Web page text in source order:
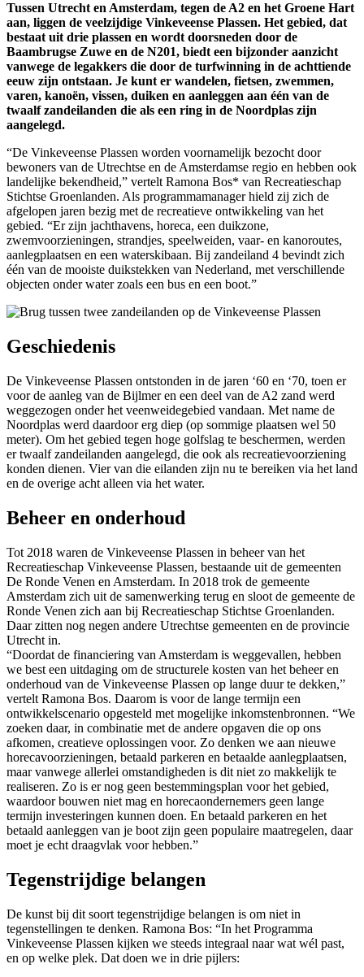
Tussen Utrecht en Amsterdam, tegen de A2 en het Groene Hart
aan, liggen de veelzijdige Vinkeveense Plassen. Het gebied, dat
bestaat uit drie plassen en wordt doorsneden door de
Baambrugse Zuwe en de N201, biedt een bijzonder aanzicht
vanwege de legakkers die door de turfwinning in de achttiende
eeuw zijn ontstaan. Je kunt er wandelen, fietsen, zwemmen,
varen, kanoën, vissen, duiken en aanleggen aan één van de
twaalf zandeilanden die als een ring in de Noordplas zijn
aangelegd.
“De Vinkeveense Plassen worden voornamelijk bezocht door
bewoners van de Utrechtse en de Amsterdamse regio en hebben ook
landelijke bekendheid,” vertelt Ramona Bos* van Recreatieschap
Stichtse Groenlanden. Als programmamanager hield zij zich de
afgelopen jaren bezig met de recreatieve ontwikkeling van het
gebied. “Er zijn jachthavens, horeca, een duikzone,
zwemvoorzieningen, strandjes, speelweiden, vaar- en kanoroutes,
aanlegplaatsen en een waterskibaan. Bij zandeiland 4 bevindt zich
één van de mooiste duikstekken van Nederland, met verschillende
objecten onder water zoals een bus en een boot.”
Geschiedenis
De Vinkeveense Plassen ontstonden in de jaren ‘60 en ‘70, toen er
voor de aanleg van de Bijlmer en een deel van de A2 zand werd
weggezogen onder het veenweidegebied vandaan. Met name de
Noordplas werd daardoor erg diep (op sommige plaatsen wel 50
meter). Om het gebied tegen hoge golfslag te beschermen, werden
er twaalf zandeilanden aangelegd, die ook als recreatievoorziening
konden dienen. Vier van die eilanden zijn nu te bereiken via het land
en de overige acht alleen via het water.
Beheer en onderhoud
Tot 2018 waren de Vinkeveense Plassen in beheer van het
Recreatieschap Vinkeveense Plassen, bestaande uit de gemeenten
De Ronde Venen en Amsterdam. In 2018 trok de gemeente
Amsterdam zich uit de samenwerking terug en sloot de gemeente de
Ronde Venen zich aan bij Recreatieschap Stichtse Groenlanden.
Daar zitten nog negen andere Utrechtse gemeenten en de provincie
Utrecht in.
“Doordat de financiering van Amsterdam is weggevallen, hebben
we best een uitdaging om de structurele kosten van het beheer en
onderhoud van de Vinkeveense Plassen op lange duur te dekken,”
vertelt Ramona Bos. Daarom is voor de lange termijn een
ontwikkelscenario opgesteld met mogelijke inkomstenbronnen. “We
zoeken daar, in combinatie met de andere opgaven die op ons
afkomen, creatieve oplossingen voor. Zo denken we aan nieuwe
horecavoorzieningen, betaald parkeren en betaalde aanlegplaatsen,
maar vanwege allerlei omstandigheden is dit niet zo makkelijk te
realiseren. Zo is er nog geen bestemmingsplan voor het gebied,
waardoor bouwen niet mag en horecaondernemers geen lange
termijn investeringen kunnen doen. En betaald parkeren en het
betaald aanleggen van je boot zijn geen populaire maatregelen, daar
moet je echt draagvlak voor hebben.”
Tegenstrijdige belangen
De kunst bij dit soort tegenstrijdige belangen is om niet in
tegenstellingen te denken. Ramona Bos: “In het Programma
Vinkeveense Plassen kijken we steeds integraal naar wat wél past,
en op welke plek. Dat doen we in drie pijlers: